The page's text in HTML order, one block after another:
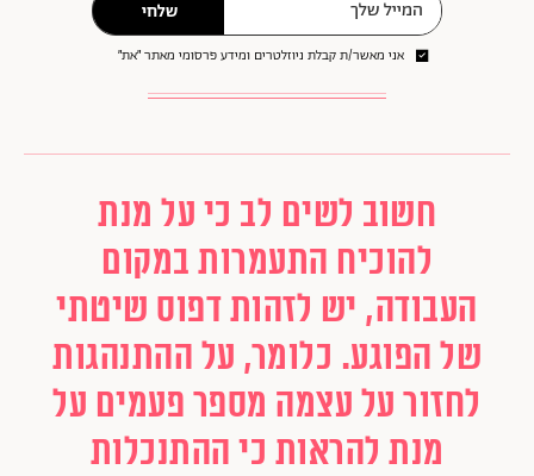
שלחי
אני מאשר/ת קבלת ניוזלטרים ומידע פרסומי מאתר ״את״
חשוב לשים לב כי על מנת
להוכיח התעמרות במקום
העבודה, יש לזהות דפוס שיטתי
של הפוגע. כלומר, על ההתנהגות
לחזור על עצמה מספר פעמים על
מנת להראות כי ההתנכלות